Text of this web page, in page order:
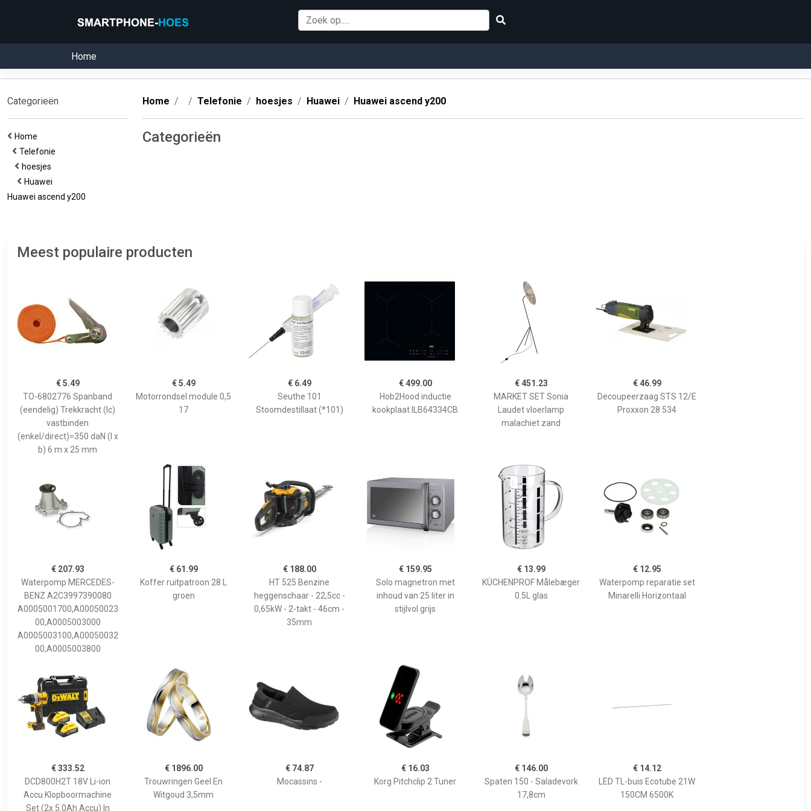
Home
Categorieën
Home
Telefonie
hoesjes
Huawei
Huawei ascend y200
Home Telefonie hoesjes Huawei Huawei ascend y200
Categorieën
Meest populaire producten
€ 5.49
TO-6802776 Spanband
(eendelig) Trekkracht (lc)
vastbinden
(enkel/direct)=350 daN (l x
b) 6 m x 25 mm
€ 5.49
Motorrondsel module 0,5
17
€ 6.49
Seuthe 101
Stoomdestillaat (*101)
€ 499.00
Hob2Hood inductie
kookplaat ILB64334CB
€ 451.23
MARKET SET Sonia
Laudet vloerlamp
malachiet zand
€ 46.99
Decoupeerzaag STS 12/E
Proxxon 28 534
€ 207.93
Waterpomp MERCEDES-
BENZ A2C3997390080
A0005001700,A00050023
00,A0005003000
A0005003100,A00050032
00,A0005003800
€ 61.99
Koffer ruitpatroon 28 L
groen
€ 188.00
HT 525 Benzine
heggenschaar - 22,5cc -
0,65kW - 2-takt - 46cm -
35mm
€ 159.95
Solo magnetron met
inhoud van 25 liter in
stijlvol grijs
€ 13.99
KÜCHENPROF Målebæger
0.5L glas
€ 12.95
Waterpomp reparatie set
Minarelli Horizontaal
€ 333.52
DCD800H2T 18V Li-ion
Accu Klopboormachine
Set (2x 5.0Ah Accu) In
€ 1896.00
Trouwringen Geel En
Witgoud 3,5mm
€ 74.87
Mocassins -
€ 16.03
Korg Pitchclip 2 Tuner
€ 146.00
Spaten 150 - Saladevork
17,8cm
€ 14.12
LED TL-buis Ecotube 21W
150CM 6500K